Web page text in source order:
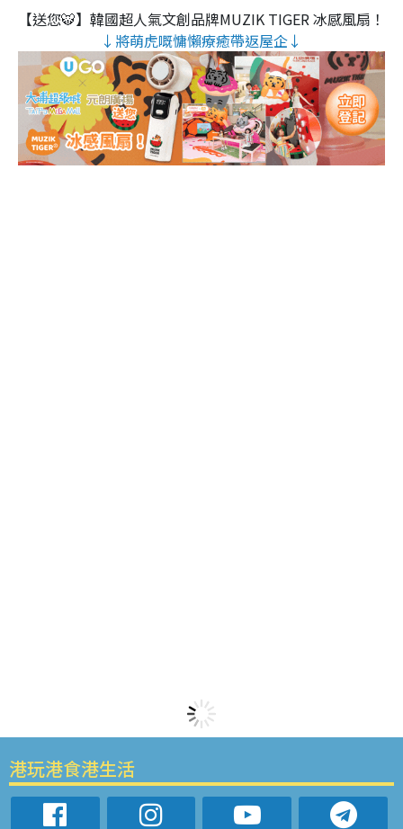
【送您🐯】韓國超人氣文創品牌MUZIK TIGER 冰感風扇！
↓將萌虎嘅慵懶療癒帶返屋企↓
港玩港食港生活